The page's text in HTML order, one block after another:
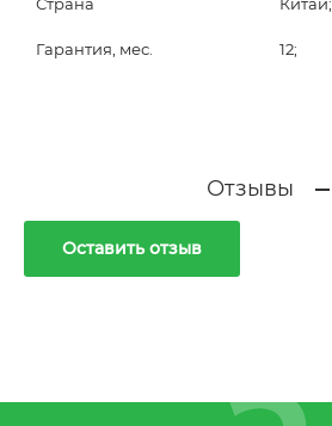
Гарантия, мес. 12;
Отзывы
Оставить отзыв